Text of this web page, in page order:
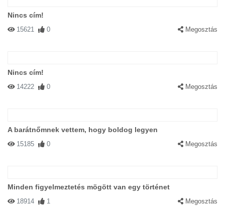
Nincs cím!
15621 0 Megosztás
Nincs cím!
14222 0 Megosztás
A barátnőmnek vettem, hogy boldog legyen
15185 0 Megosztás
Minden figyelmeztetés mögött van egy történet
18914 1 Megosztás